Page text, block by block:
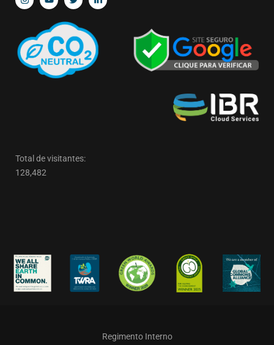
Total de visitantes:
128,482
Regimento Interno